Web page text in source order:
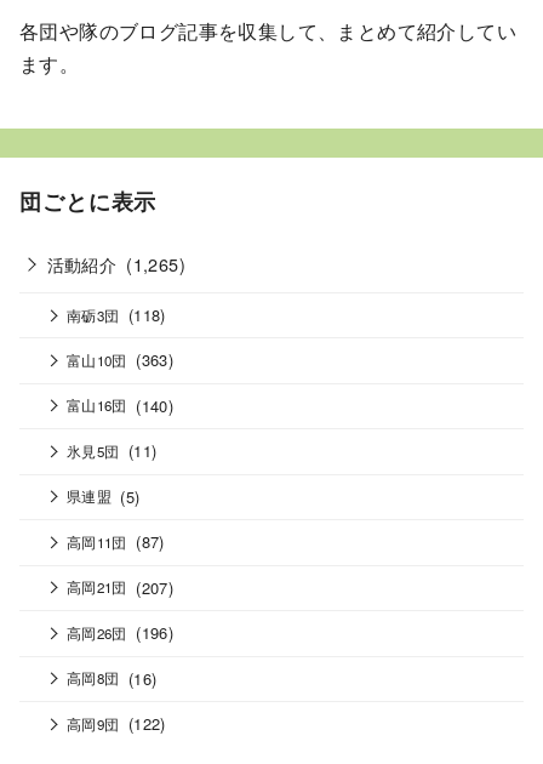
各団や隊のブログ記事を収集して、まとめて紹介してい
ます。
団ごとに表示
活動紹介 (1,265)
南砺3団 (118)
富山10団 (363)
富山16団 (140)
氷見5団 (11)
県連盟 (5)
高岡11団 (87)
高岡21団 (207)
高岡26団 (196)
高岡8団 (16)
高岡9団 (122)